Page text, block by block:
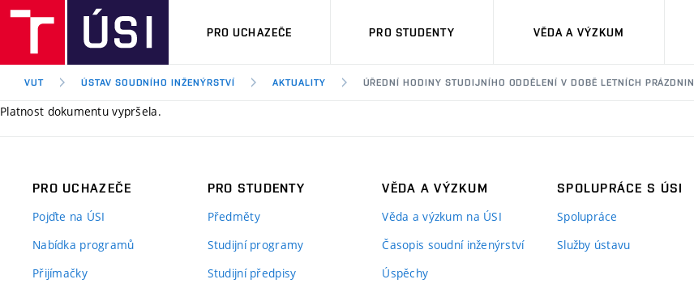
PRO UCHAZEČE PRO STUDENTY VĚDA A VÝZKUM
VUT ÚSTAV SOUDNÍHO INŽENÝRSTVÍ AKTUALITY ÚŘEDNÍ HODINY STUDIJNÍHO ODDĚLENÍ V DOBĚ LETNÍCH PRÁZDNIN
Platnost dokumentu vypršela.
PRO UCHAZEČE
Pojďte na ÚSI
Nabídka programů
Přijímačky
PRO STUDENTY
Předměty
Studijní programy
Studijní předpisy
VĚDA A VÝZKUM
Věda a výzkum na ÚSI
Časopis soudní inženýrství
Úspěchy
SPOLUPRÁCE S ÚSI
Spolupráce
Služby ústavu